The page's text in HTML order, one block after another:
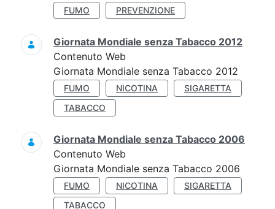
FUMO PREVENZIONE
Giornata Mondiale senza Tabacco 2012
Contenuto Web
Giornata Mondiale senza Tabacco 2012
FUMO NICOTINA
SIGARETTA
TABACCO
Giornata Mondiale senza Tabacco 2006
Contenuto Web
Giornata Mondiale senza Tabacco 2006
FUMO NICOTINA
SIGARETTA
TABACCO